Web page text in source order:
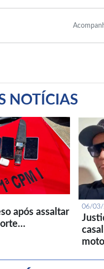
NOTÍCIAS
após assaltar
06/03/